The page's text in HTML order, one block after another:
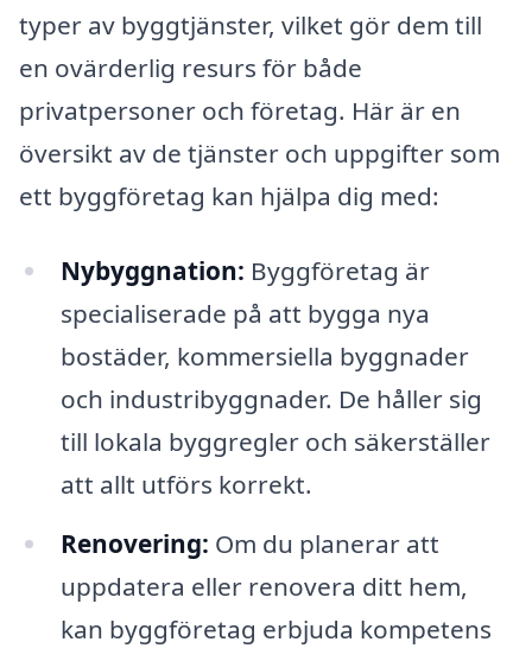
typer av byggtjänster, vilket gör dem till
en ovärderlig resurs för både
privatpersoner och företag. Här är en
översikt av de tjänster och uppgifter som
ett byggföretag kan hjälpa dig med:
Nybyggnation: Byggföretag är
specialiserade på att bygga nya
bostäder, kommersiella byggnader
och industribyggnader. De håller sig
till lokala byggregler och säkerställer
att allt utförs korrekt.
Renovering: Om du planerar att
uppdatera eller renovera ditt hem,
kan byggföretag erbjuda kompetens